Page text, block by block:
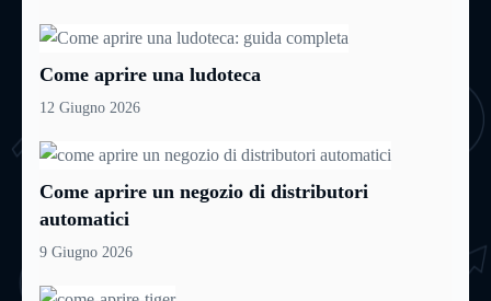
Come aprire una ludoteca
12 Giugno 2026
Come aprire un negozio di distributori
automatici
9 Giugno 2026